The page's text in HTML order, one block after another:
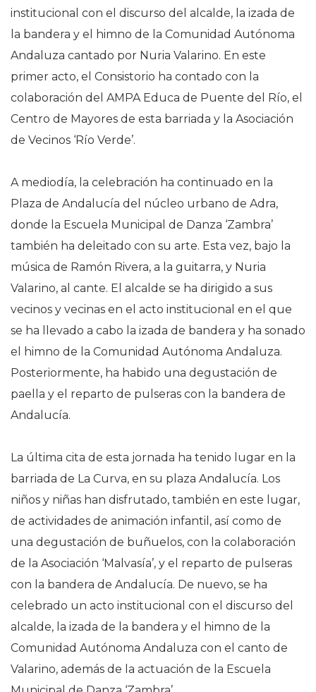
institucional con el discurso del alcalde, la izada de
la bandera y el himno de la Comunidad Autónoma
Andaluza cantado por Nuria Valarino. En este
primer acto, el Consistorio ha contado con la
colaboración del AMPA Educa de Puente del Río, el
Centro de Mayores de esta barriada y la Asociación
de Vecinos ‘Río Verde’.
A mediodía, la celebración ha continuado en la
Plaza de Andalucía del núcleo urbano de Adra,
donde la Escuela Municipal de Danza ‘Zambra’
también ha deleitado con su arte. Esta vez, bajo la
música de Ramón Rivera, a la guitarra, y Nuria
Valarino, al cante. El alcalde se ha dirigido a sus
vecinos y vecinas en el acto institucional en el que
se ha llevado a cabo la izada de bandera y ha sonado
el himno de la Comunidad Autónoma Andaluza.
Posteriormente, ha habido una degustación de
paella y el reparto de pulseras con la bandera de
Andalucía.
La última cita de esta jornada ha tenido lugar en la
barriada de La Curva, en su plaza Andalucía. Los
niños y niñas han disfrutado, también en este lugar,
de actividades de animación infantil, así como de
una degustación de buñuelos, con la colaboración
de la Asociación ‘Malvasía’, y el reparto de pulseras
con la bandera de Andalucía. De nuevo, se ha
celebrado un acto institucional con el discurso del
alcalde, la izada de la bandera y el himno de la
Comunidad Autónoma Andaluza con el canto de
Valarino, además de la actuación de la Escuela